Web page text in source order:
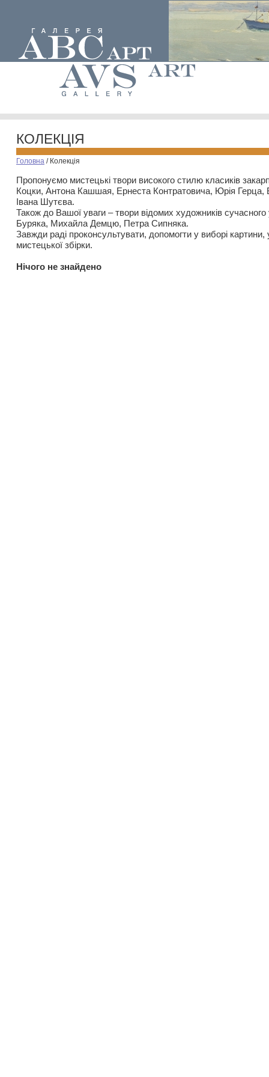
КОЛЕКЦІЯ
Головна / Колекція
Пропонуємо мистецькі твори високого стилю класиків
Коцки, Антона Кашшая, Ернеста Контратовича, Юрія
Івана Шутєва.
Також до Вашої уваги – твори відомих художників
Буряка, Михайла Демцю, Петра Сипняка.
Завжди раді проконсультувати, допомогти у виборі картини,
мистецької збірки.
Нiчого не знайдено